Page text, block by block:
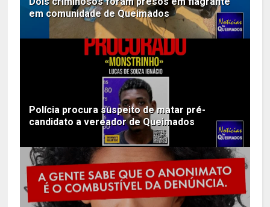
em comunidade de Queimados
Polícia procura suspeito de matar pré-
candidato a vereador de Queimados